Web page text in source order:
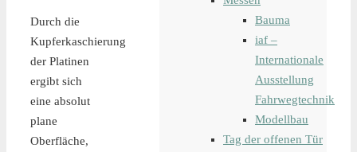
Durch die
Kupferkaschierung
der Platinen
ergibt sich
eine absolut
plane
Oberfläche,
Bauma
iaf –
Internationale
Ausstellung
Fahrwegtechnik
Modellbau
Tag der offenen Tür